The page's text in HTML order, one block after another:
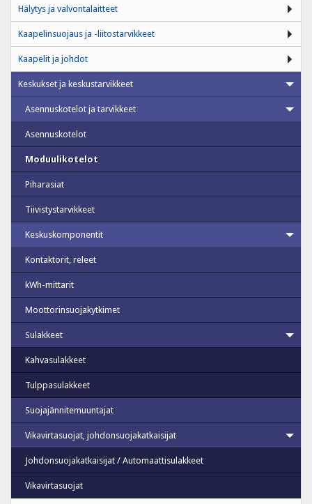
Hälytys ja valvontalaitteet
Kaapelinsuojaus ja -liitostarvikkeet
Kaapelit ja johdot
Keskukset ja keskustarvikkeet
Asennuskotelot ja tarvikkeet
Asennuskotelot
Moduulikotelot
Piharasiat
Tiivistystarvikkeet
Keskuskomponentit
Kontaktorit, releet
kWh-mittarit
Moottorinsuojakytkimet
Sulakkeet
Kahvasulakkeet
Tulppasulakkeet
Suojajännitemuuntajat
Vikavirtasuojat, johdonsuojakatkaisijat
Johdonsuojakatkaisijat / Automaattisulakkeet
Vikavirtasuojat